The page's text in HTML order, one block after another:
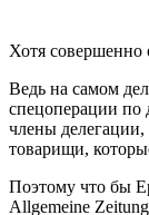
Хотя совершенно
Ведь на самом
спецоперации по
члены делегации,
товарищи,
Поэтому что бы
Allgemeine